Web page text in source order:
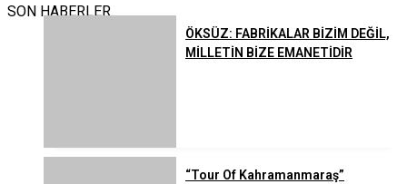
SON HABERLER
ÖKSÜZ: FABRİKALAR BİZİM DEĞİL,
MİLLETİN BİZE EMANETİDİR
“Tour Of Kahramanmaraş”